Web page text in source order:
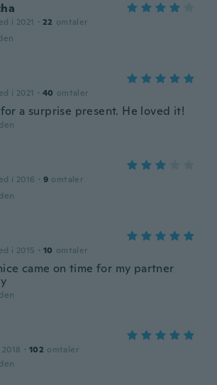
i 2021 · 22 omtaler
i 2021 · 40 omtaler
a surprise present. He loved it!
i 2016 · 9 omtaler
i 2015 · 10 omtaler
came on time for my partner
· 102 omtaler